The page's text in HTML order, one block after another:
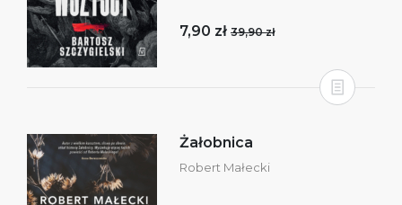
7,90 zł 39,90 zł
Żałobnica
Robert Małecki